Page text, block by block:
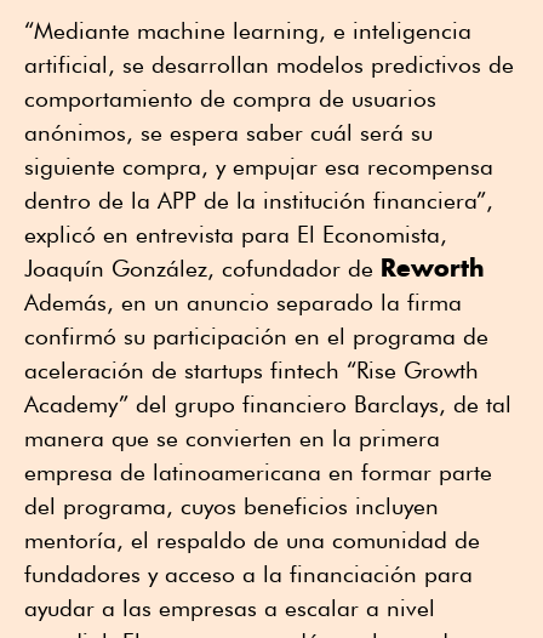
“Mediante machine learning, e inteligencia
artificial, se desarrollan modelos predictivos de
comportamiento de compra de usuarios
anónimos, se espera saber cuál será su
siguiente compra, y empujar esa recompensa
dentro de la APP de la institución financiera”,
explicó en entrevista para El Economista,
Joaquín González, cofundador de Reworth
Además, en un anuncio separado la firma
confirmó su participación en el programa de
aceleración de startups fintech “Rise Growth
Academy” del grupo financiero Barclays, de tal
manera que se convierten en la primera
empresa de latinoamericana en formar parte
del programa, cuyos beneficios incluyen
mentoría, el respaldo de una comunidad de
fundadores y acceso a la financiación para
ayudar a las empresas a escalar a nivel